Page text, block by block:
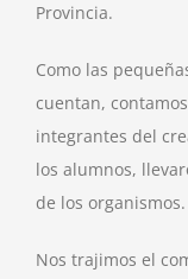
Provincia.
Como las
cuentan,
integrantes del
los alumnos,
de los organismos.
Nos trajimos el